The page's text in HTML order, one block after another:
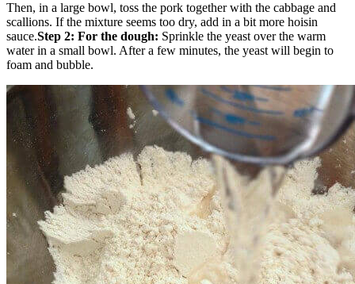
Then, in a large bowl, toss the pork together with the cabbage and
scallions. If the mixture seems too dry, add in a bit more hoisin
sauce.Step 2: For the dough: Sprinkle the yeast over the warm
water in a small bowl. After a few minutes, the yeast will begin to
foam and bubble.